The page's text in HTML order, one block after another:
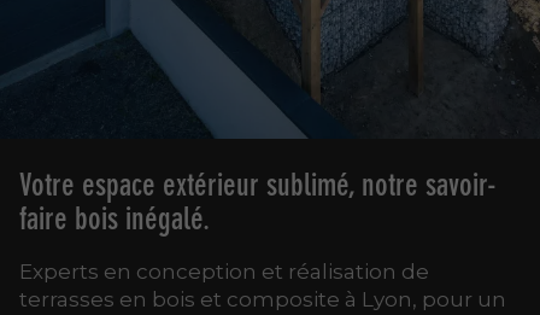
Votre espace extérieur sublimé, notre savoir-
faire bois inégalé.
Experts en conception et réalisation de
terrasses en bois et composite à Lyon, pour un